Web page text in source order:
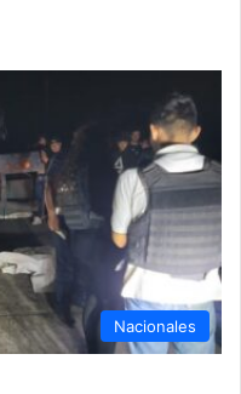
Nacionales